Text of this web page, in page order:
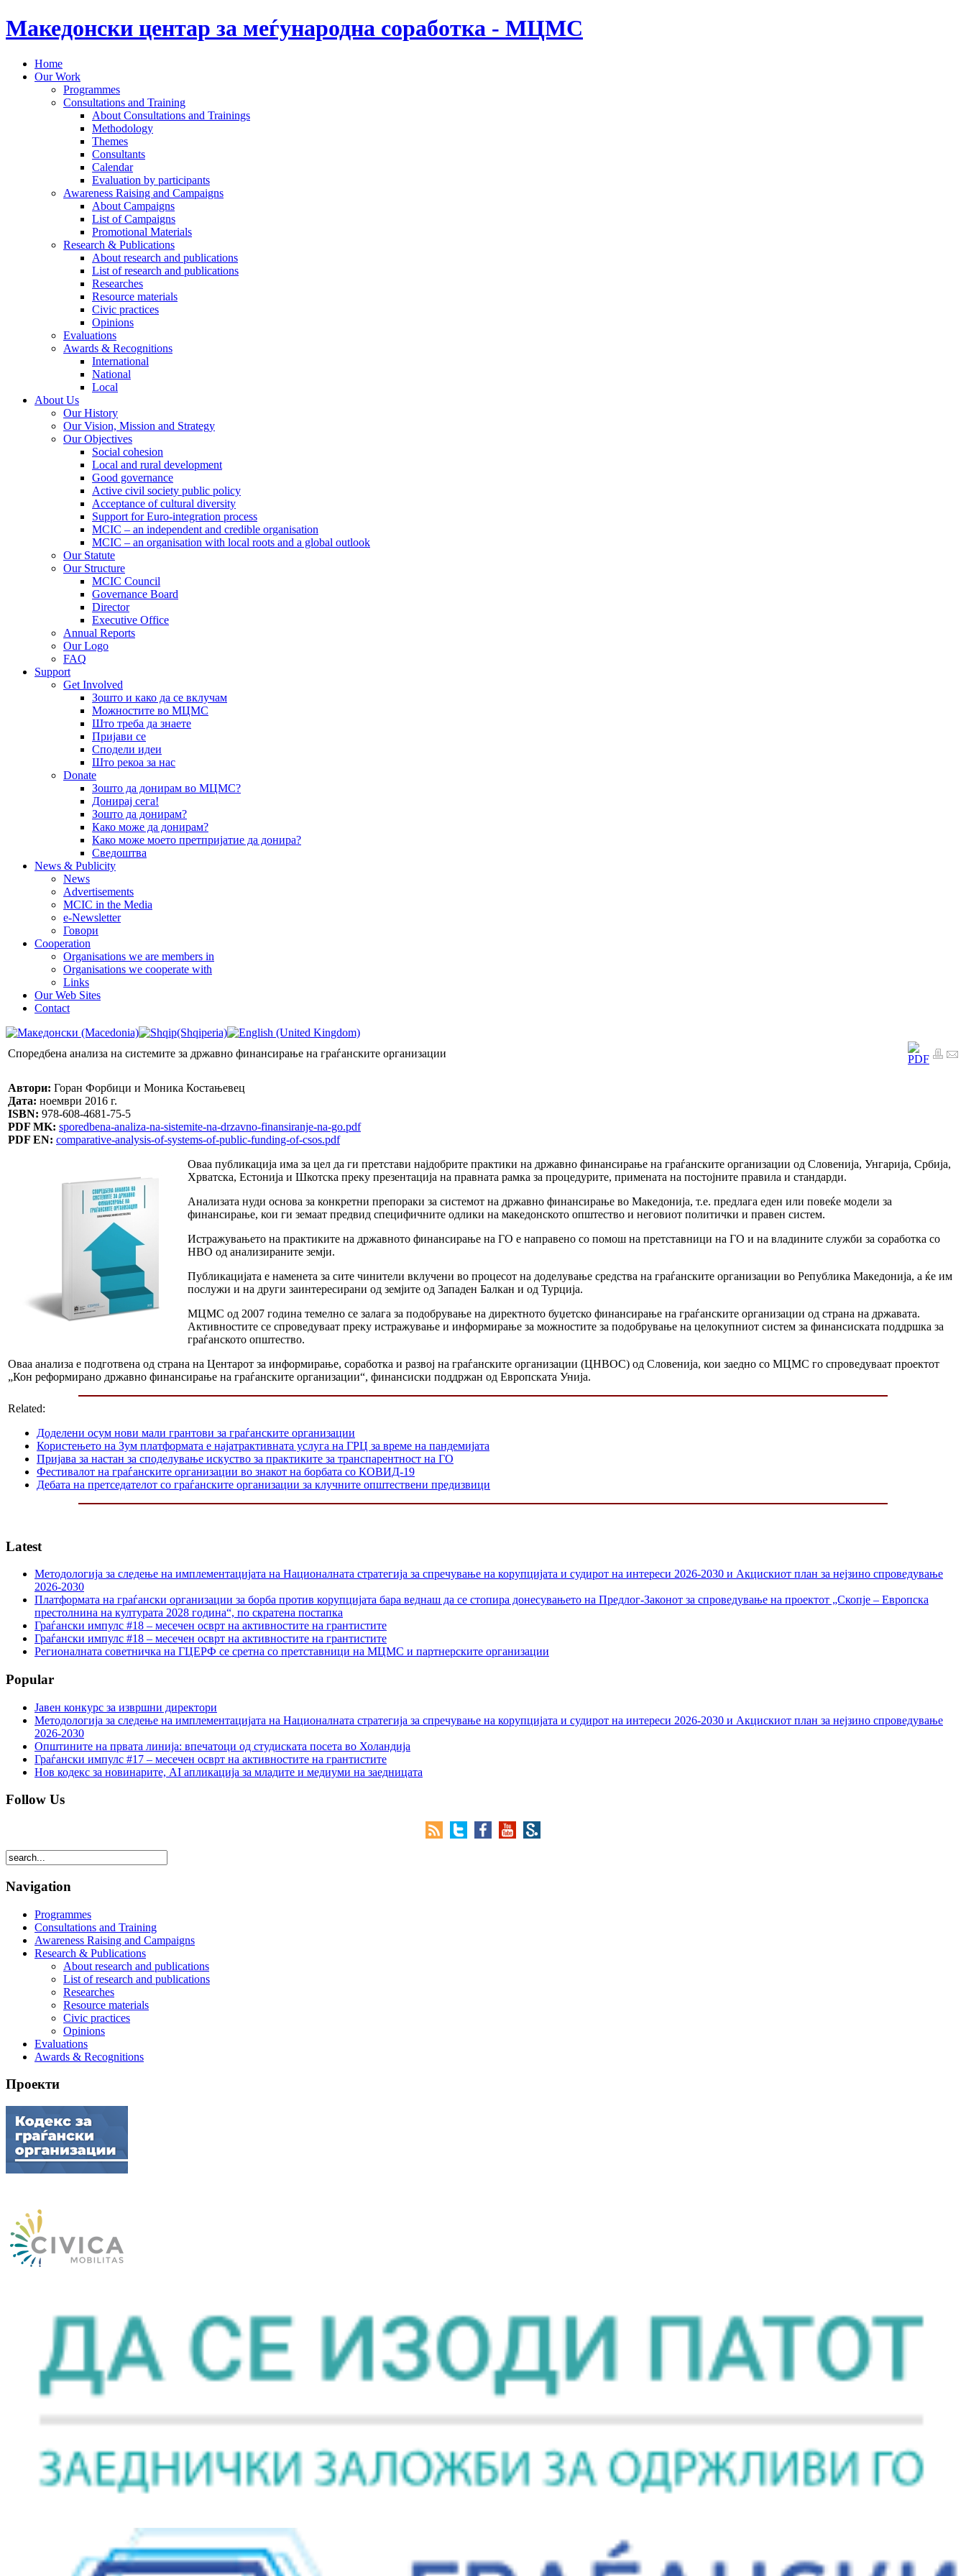
Македонски центар за меѓународна соработка - МЦМС
Home
Our Work
Programmes
Consultations and Training
About Consultations and Trainings
Methodology
Themes
Consultants
Calendar
Evaluation by participants
Awareness Raising and Campaigns
About Campaigns
List of Campaigns
Promotional Materials
Research & Publications
About research and publications
List of research and publications
Researches
Resource materials
Civic practices
Opinions
Evaluations
Awards & Recognitions
International
National
Local
About Us
Our History
Our Vision, Mission and Strategy
Our Objectives
Social cohesion
Local and rural development
Good governance
Active civil society public policy
Acceptance of cultural diversity
Support for Euro-integration process
MCIC – an independent and credible organisation
MCIC – an organisation with local roots and a global outlook
Our Statute
Our Structure
MCIC Council
Governance Board
Director
Executive Office
Annual Reports
Our Logo
FAQ
Support
Get Involved
Зошто и како да се вклучам
Можностите во МЦМС
Што треба да знаете
Пријави се
Сподели идеи
Што рекоа за нас
Donate
Зошто да донирам во МЦМС?
Донирај сега!
Зошто да донирам?
Како може да донирам?
Како може моето претпријатие да донира?
Сведоштва
News & Publicity
News
Advertisements
MCIC in the Media
e-Newsletter
Говори
Cooperation
Organisations we are members in
Organisations we cooperate with
Links
Our Web Sites
Contact
Споредбена анализа на системите за државно финансирање на граѓанските организации
Автори: Горан Форбици и Моника Костањевец
Дата: ноември 2016 г.
ISBN: 978-608-4681-75-5
PDF MK: sporedbena-analiza-na-sistemite-na-drzavno-finansiranje-na-go.pdf
PDF EN: comparative-analysis-of-systems-of-public-funding-of-csos.pdf
Оваа публикација има за цел да ги претстави најдобрите практики на државно финансирање на граѓанските организации од Словенија, Унгарија, Србија,
Хрватска, Естонија и Шкотска преку презентација на правната рамка за процедурите, примената на постојните правила и стандарди.
Анализата нуди основа за конкретни препораки за системот на државно финансирање во Македонија, т.е. предлага еден или повеќе модели за
финансирање, кои ги земаат предвид специфичните одлики на македонското општество и неговиот политички и правен систем.
Истражувањето на практиките на државното финансирање на ГО е направено со помош на претставници на ГО и на владините служби за соработка со
НВО од анализираните земји.
Публикацијата е наменета за сите чинители вклучени во процесот на доделување средства на граѓанските организации во Република Македонија, а ќе им
послужи и на други заинтересирани од земјите од Западен Балкан и од Турција.
МЦМС од 2007 година темелно се залага за подобрување на директното буџетско финансирање на граѓанските организации од страна на државата.
Активностите се спроведуваат преку истражување и информирање за можностите за подобрување на целокупниот систем за финансиската поддршка за
граѓанското општество.
Оваа анализа е подготвена од страна на Центарот за информирање, соработка и развој на граѓанските организации (ЦНВОС) од Словенија, кои заедно со МЦМС го спроведуваат проектот
„Кон реформирано државно финансирање на граѓанските организации“, финансиски поддржан од Европската Унија.
Related:
Доделени осум нови мали грантови за граѓанските организации
Користењето на Зум платформата е најатрактивната услуга на ГРЦ за време на пандемијата
Пријава за настан за споделување искуство за практиките за транспарентност на ГО
Фестивалот на граѓанските организации во знакот на борбата со КОВИД-19
Дебата на претседателот со граѓанските организации за клучните општествени предизвици
Latest
Методологија за следење на имплементацијата на Националната стратегија за спречување на корупцијата и судирот на интереси 2026-2030 и Акцискиот план за нејзино спроведување
2026-2030
Платформата на граѓански организации за борба против корупцијата бара веднаш да се стопира донесувањето на Предлог-Законот за спроведување на проектот „Скопје – Европска
престолнина на културата 2028 година“, по скратена постапка
Граѓански импулс #18 – месечен осврт на активностите на грантистите
Граѓански импулс #18 – месечен осврт на активностите на грантистите
Регионалната советничка на ГЦЕРФ се сретна со претставници на МЦМС и партнерските организации
Popular
Јавен конкурс за извршни директори
Методологија за следење на имплементацијата на Националната стратегија за спречување на корупцијата и судирот на интереси 2026-2030 и Акцискиот план за нејзино спроведување
2026-2030
Општините на првата линија: впечатоци од студиската посета во Холандија
Граѓански импулс #17 – месечен осврт на активностите на грантистите
Нов кодекс за новинарите, AI апликација за младите и медиуми на заедницата
Follow Us
Navigation
Programmes
Consultations and Training
Awareness Raising and Campaigns
Research & Publications
About research and publications
List of research and publications
Researches
Resource materials
Civic practices
Opinions
Evaluations
Awards & Recognitions
Проекти